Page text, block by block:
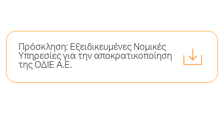
Πρόσκληση: Εξειδικευμένες Νομικές
Υπηρεσίες για την αποκρατικοποίηση
της ΟΔΙΕ Α.Ε.